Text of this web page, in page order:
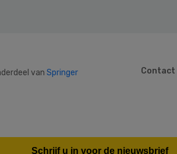
van Springer
Contact
Schrijf u in voor de nieuwsbrief